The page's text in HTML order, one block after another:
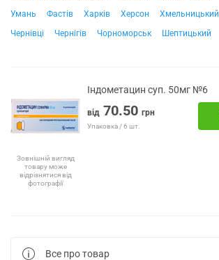
Умань
Фастів Харків Херсон Хмельницький
Чернівці
Чернігів Чорноморськ Шептицький
Зовнішній вигляд
товару може
відрізнятися від
фотографії
Індометацин суп. 50мг №6
від 70.50 грн
Упаковка / 6 шт.
Все про товар